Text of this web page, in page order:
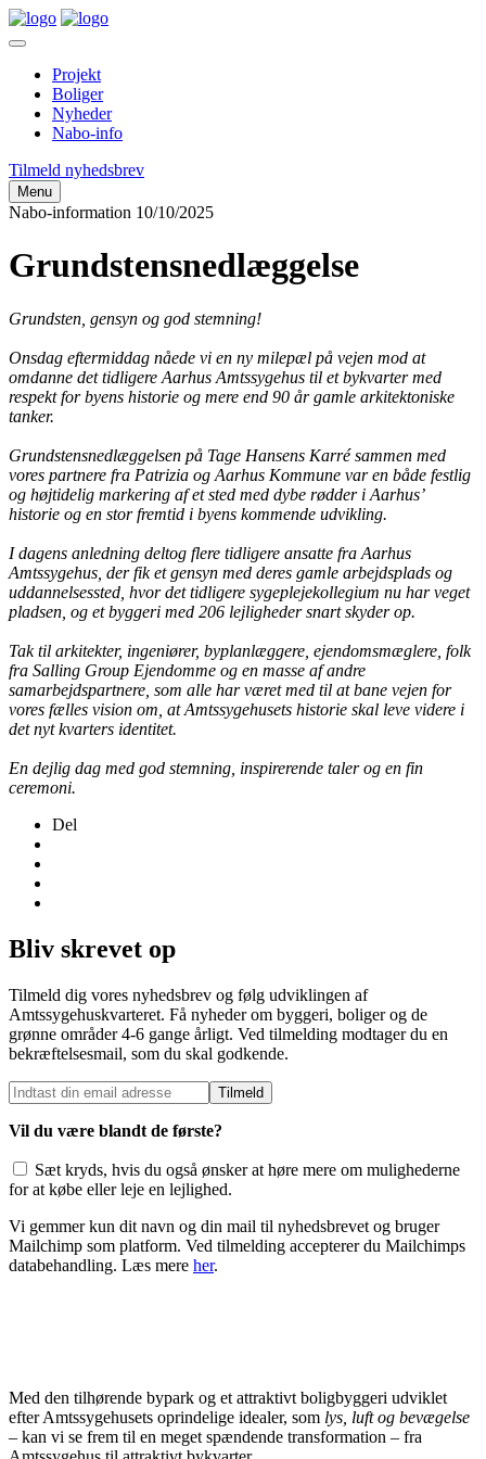
Projekt
Boliger
Nyheder
Nabo-info
Tilmeld nyhedsbrev
Menu
Nabo-information 10/10/2025
Grundstensnedlæggelse
Grundsten, gensyn og god stemning!
Onsdag eftermiddag nåede vi en ny milepæl på vejen mod at
omdanne det tidligere Aarhus Amtssygehus til et bykvarter med
respekt for byens historie og mere end 90 år gamle arkitektoniske
tanker.
Grundstensnedlæggelsen på Tage Hansens Karré sammen med
vores partnere fra Patrizia og Aarhus Kommune var en både festlig
og højtidelig markering af et sted med dybe rødder i Aarhus’
historie og en stor fremtid i byens kommende udvikling.
I dagens anledning deltog flere tidligere ansatte fra Aarhus
Amtssygehus, der fik et gensyn med deres gamle arbejdsplads og
uddannelsessted, hvor det tidligere sygeplejekollegium nu har veget
pladsen, og et byggeri med 206 lejligheder snart skyder op.
Tak til arkitekter, ingeniører, byplanlæggere, ejendomsmæglere, folk
fra Salling Group Ejendomme og en masse af andre
samarbejdspartnere, som alle har været med til at bane vejen for
vores fælles vision om, at Amtssygehusets historie skal leve videre i
det nyt kvarters identitet.
En dejlig dag med god stemning, inspirerende taler og en fin
ceremoni.
Del
Bliv skrevet op
Tilmeld dig vores nyhedsbrev og følg udviklingen af
Amtssygehuskvarteret. Få nyheder om byggeri, boliger og de
grønne områder 4-6 gange årligt. Ved tilmelding modtager du en
bekræftelsesmail, som du skal godkende.
Vil du være blandt de første?
Sæt kryds, hvis du også ønsker at høre mere om mulighederne
for at købe eller leje en lejlighed.
Vi gemmer kun dit navn og din mail til nyhedsbrevet og bruger
Mailchimp som platform. Ved tilmelding accepterer du Mailchimps
databehandling. Læs mere her.
Med den tilhørende bypark og et attraktivt boligbyggeri udviklet
efter Amtssygehusets oprindelige idealer, som lys, luft og bevægelse
– kan vi se frem til en meget spændende transformation – fra